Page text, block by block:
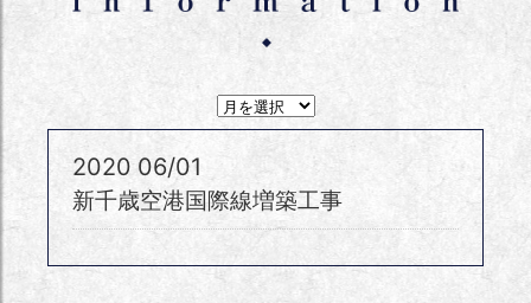
月
間
ア
ブ
ス
2020 06/01
新千歳空港国際線増築工事